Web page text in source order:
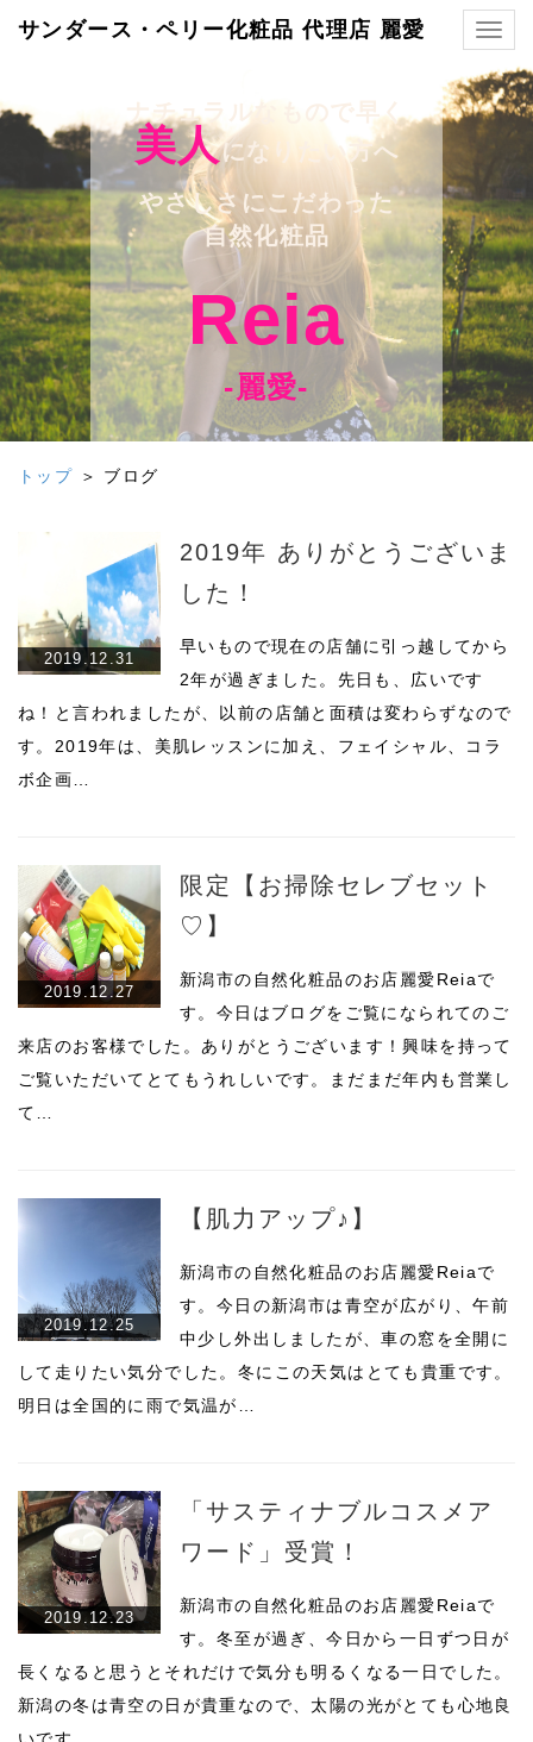
サンダース・ペリー化粧品 代理店 麗愛
ナチュラルなもので早く
美人になりたい方へ
やさしさにこだわった
自然化粧品
Reia
-麗愛-
トップ ＞ ブログ
2019.12.31
2019年 ありがとうございま
した！
早いもので現在の店舗に引っ越してから
2年が過ぎました。先日も、広いです
ね！と言われましたが、以前の店舗と面積は変わらずなので
す。2019年は、美肌レッスンに加え、フェイシャル、コラ
ボ企画…
2019.12.27
限定【お掃除セレブセット
♡】
新潟市の自然化粧品のお店麗愛Reiaで
す。今日はブログをご覧になられてのご
来店のお客様でした。ありがとうございます！興味を持って
ご覧いただいてとてもうれしいです。まだまだ年内も営業し
て…
2019.12.25
【肌力アップ♪】
新潟市の自然化粧品のお店麗愛Reiaで
す。今日の新潟市は青空が広がり、午前
中少し外出しましたが、車の窓を全開に
して走りたい気分でした。冬にこの天気はとても貴重です。
明日は全国的に雨で気温が…
2019.12.23
「サスティナブルコスメア
ワード」受賞！
新潟市の自然化粧品のお店麗愛Reiaで
す。冬至が過ぎ、今日から一日ずつ日が
長くなると思うとそれだけで気分も明るくなる一日でした。
新潟の冬は青空の日が貴重なので、太陽の光がとても心地良